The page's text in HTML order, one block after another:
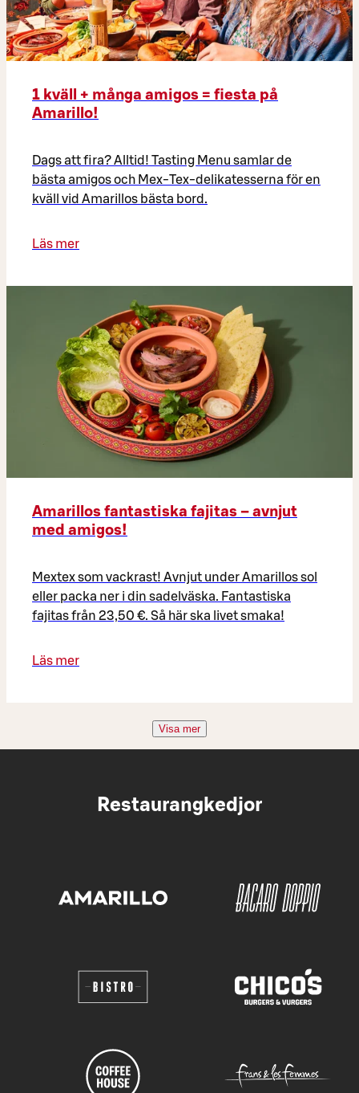
1 kväll + många amigos = fiesta på
Amarillo!
Dags att fira? Alltid! Tasting Menu samlar de
bästa amigos och Mex-Tex-delikatesserna för en
kväll vid Amarillos bästa bord.
Läs mer
Amarillos fantastiska fajitas – avnjut
med amigos!
Mextex som vackrast! Avnjut under Amarillos sol
eller packa ner i din sadelväska. Fantastiska
fajitas från 23,50 €. Så här ska livet smaka!
Läs mer
Visa mer
Restaurangkedjor